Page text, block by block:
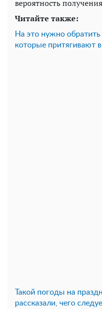
вероятность
Читайте также:
На это нужно
которые притягивают
Такой погоды на
рассказали, чего